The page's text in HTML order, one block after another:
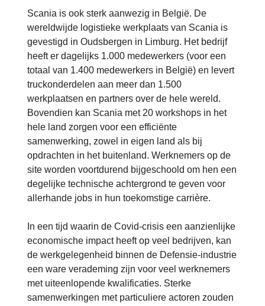
Scania is ook sterk aanwezig in België. De
wereldwijde logistieke werkplaats van Scania is
gevestigd in Oudsbergen in Limburg. Het bedrijf
heeft er dagelijks 1.000 medewerkers (voor een
totaal van 1.400 medewerkers in België) en levert
truckonderdelen aan meer dan 1.500
werkplaatsen en partners over de hele wereld.
Bovendien kan Scania met 20 workshops in het
hele land zorgen voor een efficiënte
samenwerking, zowel in eigen land als bij
opdrachten in het buitenland. Werknemers op de
site worden voortdurend bijgeschoold om hen een
degelijke technische achtergrond te geven voor
allerhande jobs in hun toekomstige carrière.
In een tijd waarin de Covid-crisis een aanzienlijke
economische impact heeft op veel bedrijven, kan
de werkgelegenheid binnen de Defensie-industrie
een ware verademing zijn voor veel werknemers
met uiteenlopende kwalificaties. Sterke
samenwerkingen met particuliere actoren zouden